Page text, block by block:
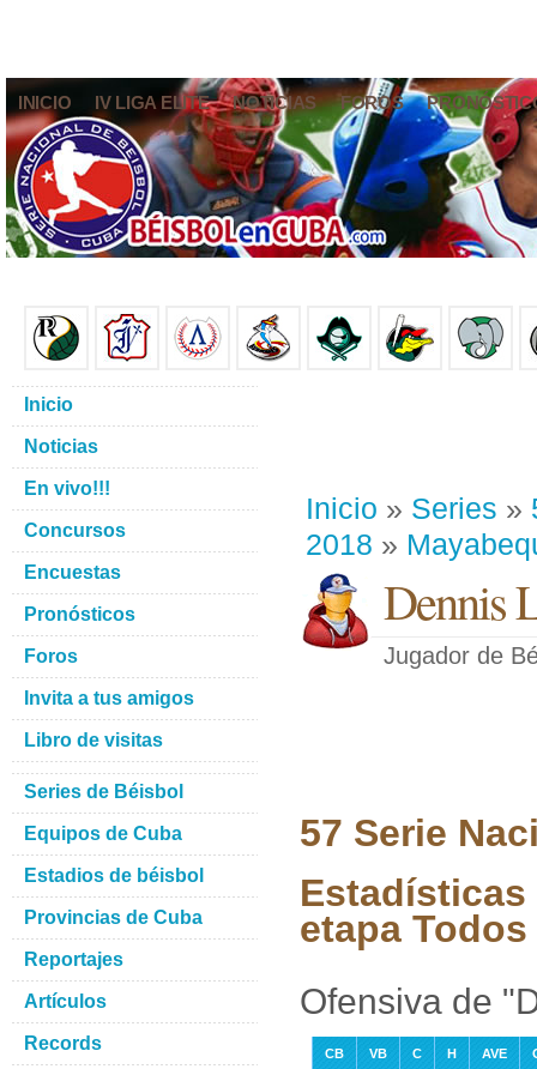
INICIO IV LIGA ELITE NOTICIAS FOROS
Inicio » Series »
2018 »
Dennis
Jugador de
57 Serie
Estadísticas
etapa
Ofensiva de
CB VB C H AVE
Inicio
Noticias
En vivo!!!
Concursos
Encuestas
Pronósticos
Foros
Invita a tus amigos
Libro de visitas
Series de Béisbol
Equipos de Cuba
Estadios de béisbol
Provincias de Cuba
Reportajes
Artículos
Records